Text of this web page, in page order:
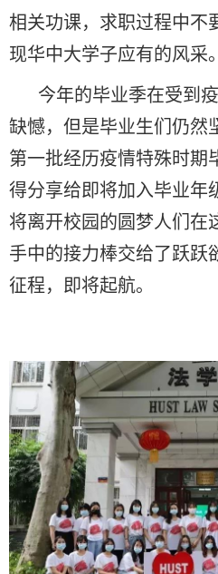
相关功课，求职过程中不
现华中大学子应有的风采。
今年的毕业季在受到
缺憾，但是毕业生们仍然
第一批经历疫情特殊时期
得分享给即将加入毕业年
将离开校园的圆梦人们在
手中的接力棒交给了跃跃
征程，即将起航。